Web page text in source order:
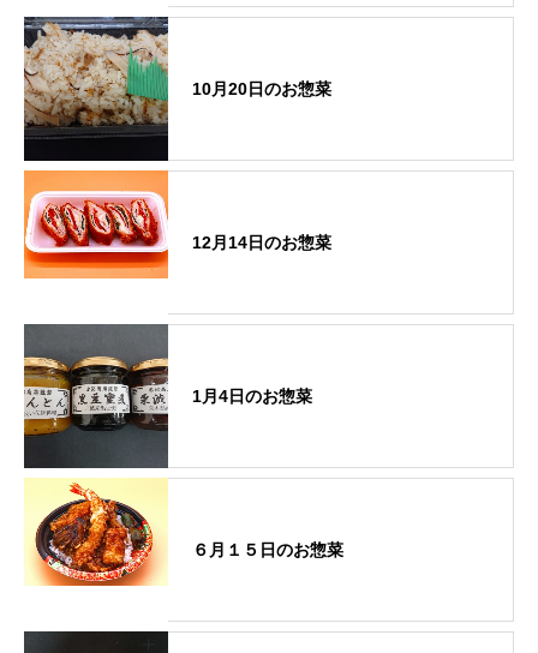
10月20日のお惣菜
12月14日のお惣菜
1月4日のお惣菜
６月１５日のお惣菜